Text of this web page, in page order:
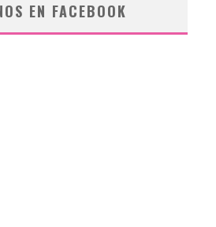
EN FACEBOOK